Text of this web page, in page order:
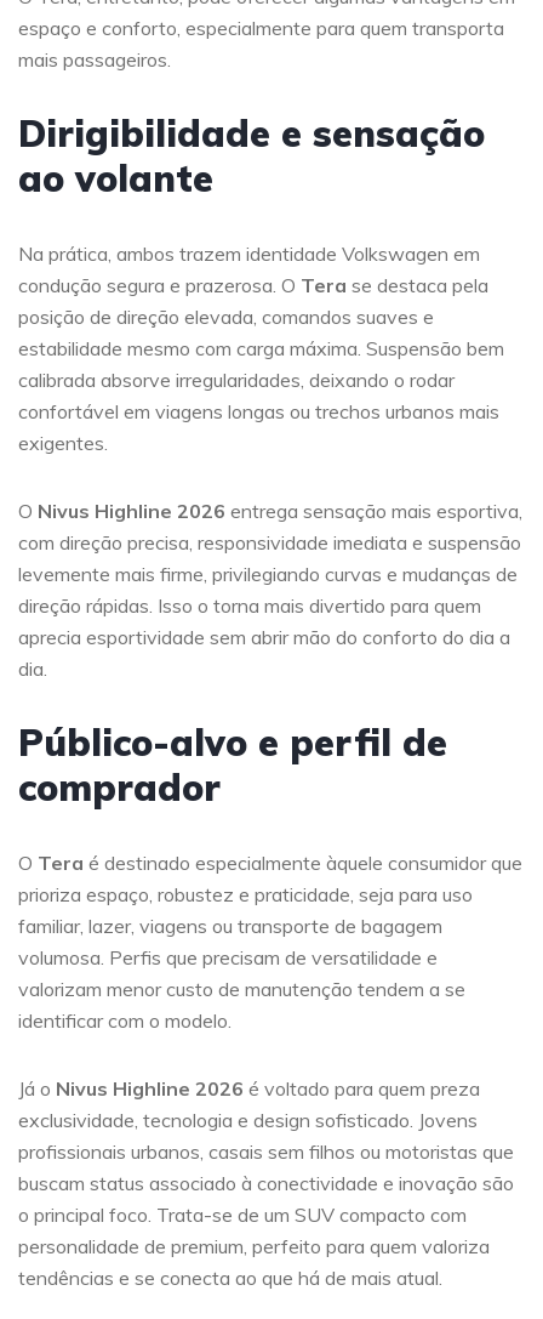
espaço e conforto, especialmente para quem transporta
mais passageiros.
Dirigibilidade e sensação
ao volante
Na prática, ambos trazem identidade Volkswagen em
condução segura e prazerosa. O Tera se destaca pela
posição de direção elevada, comandos suaves e
estabilidade mesmo com carga máxima. Suspensão bem
calibrada absorve irregularidades, deixando o rodar
confortável em viagens longas ou trechos urbanos mais
exigentes.
O Nivus Highline 2026 entrega sensação mais esportiva,
com direção precisa, responsividade imediata e suspensão
levemente mais firme, privilegiando curvas e mudanças de
direção rápidas. Isso o torna mais divertido para quem
aprecia esportividade sem abrir mão do conforto do dia a
dia.
Público-alvo e perfil de
comprador
O Tera é destinado especialmente àquele consumidor que
prioriza espaço, robustez e praticidade, seja para uso
familiar, lazer, viagens ou transporte de bagagem
volumosa. Perfis que precisam de versatilidade e
valorizam menor custo de manutenção tendem a se
identificar com o modelo.
Já o Nivus Highline 2026 é voltado para quem preza
exclusividade, tecnologia e design sofisticado. Jovens
profissionais urbanos, casais sem filhos ou motoristas que
buscam status associado à conectividade e inovação são
o principal foco. Trata-se de um SUV compacto com
personalidade de premium, perfeito para quem valoriza
tendências e se conecta ao que há de mais atual.